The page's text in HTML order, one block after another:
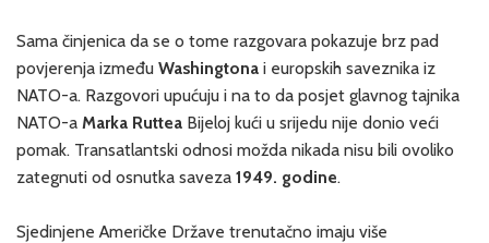
Sama činjenica da se o tome razgovara pokazuje brz pad
povjerenja između Washingtona i europskih saveznika iz
NATO-a. Razgovori upućuju i na to da posjet glavnog tajnika
NATO-a Marka Ruttea Bijeloj kući u srijedu nije donio veći
pomak. Transatlantski odnosi možda nikada nisu bili ovoliko
zategnuti od osnutka saveza 1949. godine.
Sjedinjene Američke Države trenutačno imaju više